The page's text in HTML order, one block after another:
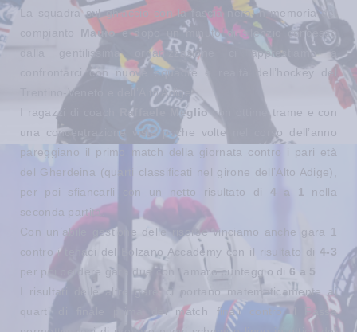
La squadra sul ghiaccio con la fascia nera in memoria del
Mauroe dopo un minuto di silenzio concesso
dalla gentilissima organizzazione ci apprestiamo a
confrontarci con nuove squadre e realtà dell’hockey del
Trentino-Veneto e dell’Alto Adige.
I ragazzi di coach
Raffaele Megliocon ottime trame e con
una concentrazione vista poche volte nel corso dell’anno
pareggiano il primo match della giornata contro i pari età
del Gherdeina (quarti classificati nel girone dell’Alto Adige),
per poi sfiancarli con un netto risultato di 4 a 1
nella
seconda partita.
Con un’abile gestione delle risorse vinciamo anche gara 1
contro i tenaci del Bolzano Accademy con il risultato di4-3
per poi perdere gara due con l’amaro punteggio di 6 a 5
I risultati delle altre gare ci portano matematicamente ai
quarti di finale prima dei match finali contro il Fassa